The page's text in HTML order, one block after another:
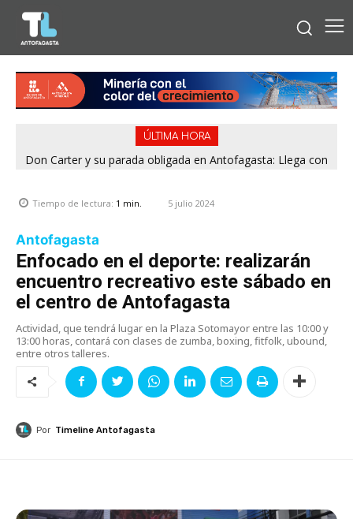
ÚLTIMA HORA
Don Carter y su parada obligada en Antofagasta: Llega con
Tiempo de lectura: 1 min. 5 julio 2024
Antofagasta
Enfocado en el deporte: realizarán
encuentro recreativo este sábado en
el centro de Antofagasta
Actividad, que tendrá lugar en la Plaza Sotomayor entre las 10:00 y
13:00 horas, contará con clases de zumba, boxing, fitfolk, ubound,
entre otros talleres.
Por Timeline Antofagasta